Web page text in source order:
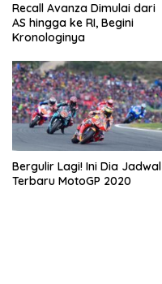
Recall Avanza Dimulai dari
AS hingga ke RI, Begini
Kronologinya
Bergulir Lagi! Ini Dia Jadwal
Terbaru MotoGP 2020